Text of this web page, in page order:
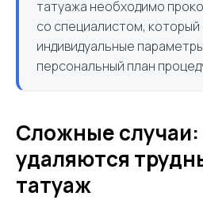
татуажа необходимо
со специалистом, который
индивидуальные
персональный план
Сложные случаи:
удаляются
татуаж